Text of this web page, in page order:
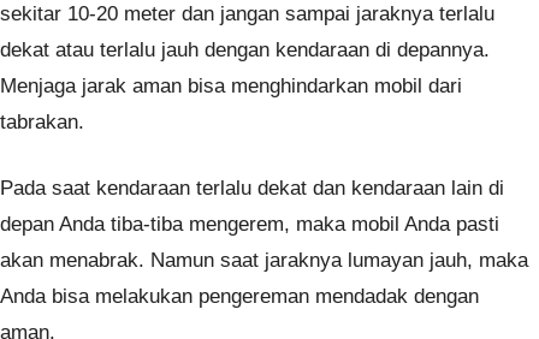
sekitar 10-20 meter dan jangan sampai jaraknya terlalu
dekat atau terlalu jauh dengan kendaraan di depannya.
Menjaga jarak aman bisa menghindarkan mobil dari
tabrakan.
Pada saat kendaraan terlalu dekat dan kendaraan lain di
depan Anda tiba-tiba mengerem, maka mobil Anda pasti
akan menabrak. Namun saat jaraknya lumayan jauh, maka
Anda bisa melakukan pengereman mendadak dengan
aman.